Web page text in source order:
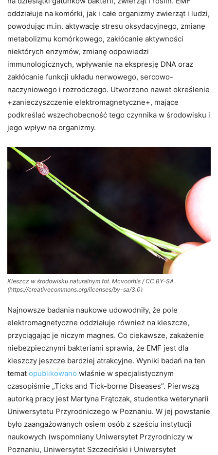
oddziałuje na komórki, jak i całe organizmy zwierząt i ludzi,
powodując m.in. aktywację stresu oksydacyjnego, zmianę
metabolizmu komórkowego, zakłócanie aktywności
niektórych enzymów, zmianę odpowiedzi
immunologicznych, wpływanie na ekspresję DNA oraz
zakłócanie funkcji układu nerwowego, sercowo-
naczyniowego i rozrodczego. Utworzono nawet określenie
+zanieczyszczenie elektromagnetyczne+, mające
podkreślać wszechobecność tego czynnika w środowisku i
jego wpływ na organizmy.
Kleszcz w środowisku naturalnym fot. Mcvoorhis / CC BY-SA
(https://creativecommons.org/licenses/by-sa/3.0)
Najnowsze badania naukowe udowodniły, że pole
elektromagnetyczne oddziałuje również na kleszcze,
przyciągając je niczym magnes. Co ciekawsze, zakażenie
niebezpiecznymi bakteriami sprawia, że EMF jest dla
kleszczy jeszcze bardziej atrakcyjne. Wyniki badań na ten
temat opublikowano właśnie w specjalistycznym
czasopiśmie „Ticks and Tick-borne Diseases”. Pierwszą
autorką pracy jest Martyna Frątczak, studentka weterynarii
Uniwersytetu Przyrodniczego w Poznaniu. W jej powstanie
było zaangażowanych osiem osób z sześciu instytucji
naukowych (wspomniany Uniwersytet Przyrodniczy w
Poznaniu, Uniwersytet Szczeciński i Uniwersytet